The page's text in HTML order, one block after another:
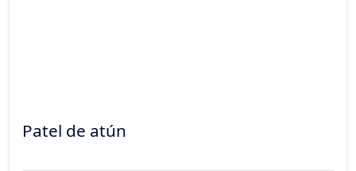
Patel de atún